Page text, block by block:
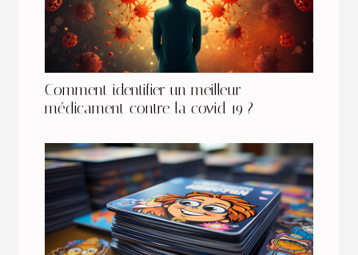
Comment identifier un meilleur
médicament contre la covid 19 ?